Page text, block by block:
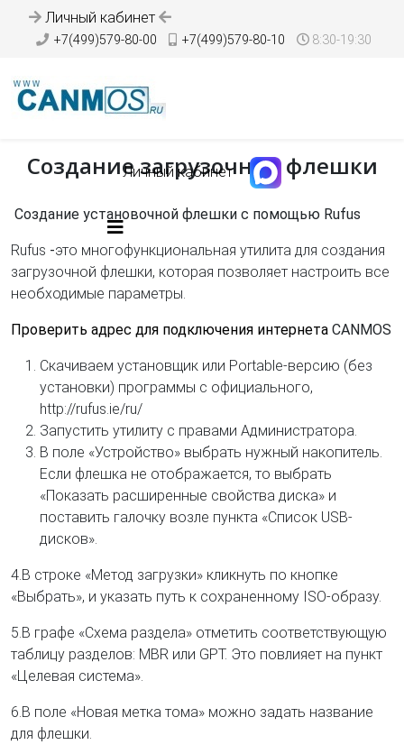
Личный кабинет
+7(499)579-80-00 +7(499)579-80-10 8:30-19:30
Личный кабинет
Создание загрузочной флешки
Создание установочной флешки с помощью Rufus
Rufus -это многофункциональная утилита для создания
загрузочной флешки, которая позволяет настроить все
необходимые параметры.
Проверить адрес для подключения интернета CANMOS
Скачиваем установщик или Portable-версию (без
установки) программы с официального,
http://rufus.ie/ru/
Запустить утилиту с правами Администратора.
В поле «Устройство» выбрать нужный накопитель.
Если флешка не отображается, то выбрать
«Показать расширенные свойства диска» и
поставить галочку возле пункта «Список USB-
дисков».
4.В строке «Метод загрузки» кликнуть по кнопке
«Выбрать», и указать путь к сохраненному ISO-образу.
5.В графе «Схема раздела» отметить соответствующую
таблицу разделов: MBR или GPT. Это повлияет на пункт
«Целевая система».
6.В поле «Новая метка тома» можно задать название
для флешки.